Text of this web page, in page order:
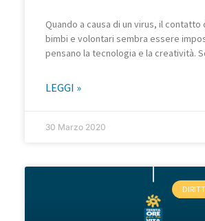
Quando a causa di un virus, il
bimbi e volontari sembra essere
pensano la tecnologia e la creatività.
LEGGI »
30 Marzo 2020